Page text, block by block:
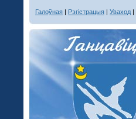
Галоўная | Рэгістрацыя | Уваход |